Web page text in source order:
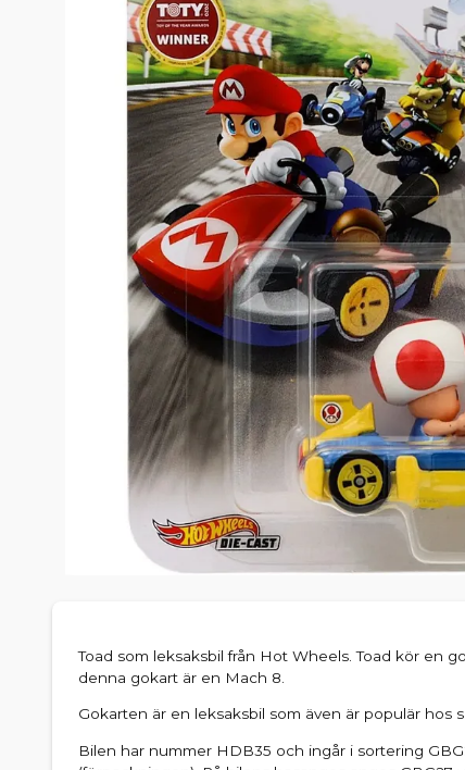
Toad som leksaksbil från Hot Wheels. Toad kör en
denna gokart är en Mach 8.
Gokarten är en leksaksbil som även är populär hos
Bilen har nummer HDB35 och ingår i sortering